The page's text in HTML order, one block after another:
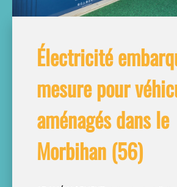
Électricité
mesure pour
aménagés dans le
Morbihan (56)